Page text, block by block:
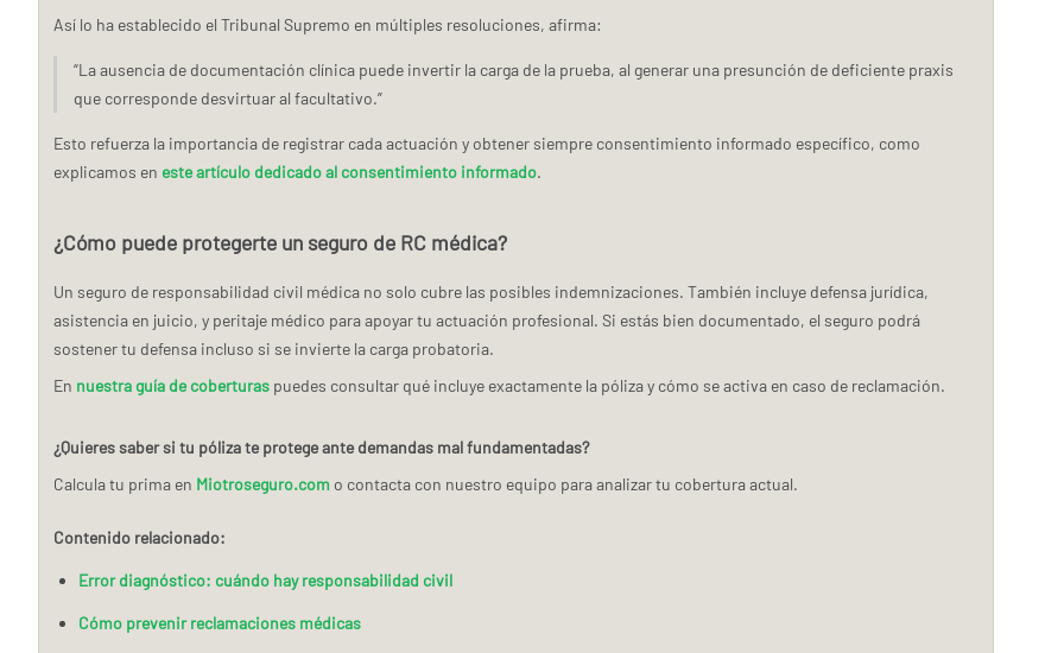
Así lo ha establecido el Tribunal Supremo en múltiples resoluciones, afirma:
“La ausencia de documentación clínica puede invertir la carga de la prueba, al generar una presunción de deficiente praxis
que corresponde desvirtuar al facultativo.”
Esto refuerza la importancia de registrar cada actuación y obtener siempre consentimiento informado específico, como
explicamos en este artículo dedicado al consentimiento informado.
¿Cómo puede protegerte un seguro de RC médica?
Un seguro de responsabilidad civil médica no solo cubre las posibles indemnizaciones. También incluye defensa jurídica,
asistencia en juicio, y peritaje médico para apoyar tu actuación profesional. Si estás bien documentado, el seguro podrá
sostener tu defensa incluso si se invierte la carga probatoria.
En nuestra guía de coberturas puedes consultar qué incluye exactamente la póliza y cómo se activa en caso de reclamación.
¿Quieres saber si tu póliza te protege ante demandas mal fundamentadas?
Calcula tu prima en Miotroseguro.com o contacta con nuestro equipo para analizar tu cobertura actual.
Contenido relacionado:
Error diagnóstico: cuándo hay responsabilidad civil
Cómo prevenir reclamaciones médicas